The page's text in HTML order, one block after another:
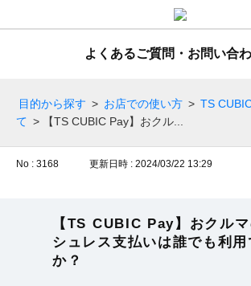
よくあるご質問・お問い合
目的から探す > お店での使い方 > TS
て > 【TS CUBIC Pay】おクル...
No : 3168 更新日時 : 2024/03/22 13:29
【TS CUBIC Pay】おクル
シュレス支払いは誰でも利用
か？